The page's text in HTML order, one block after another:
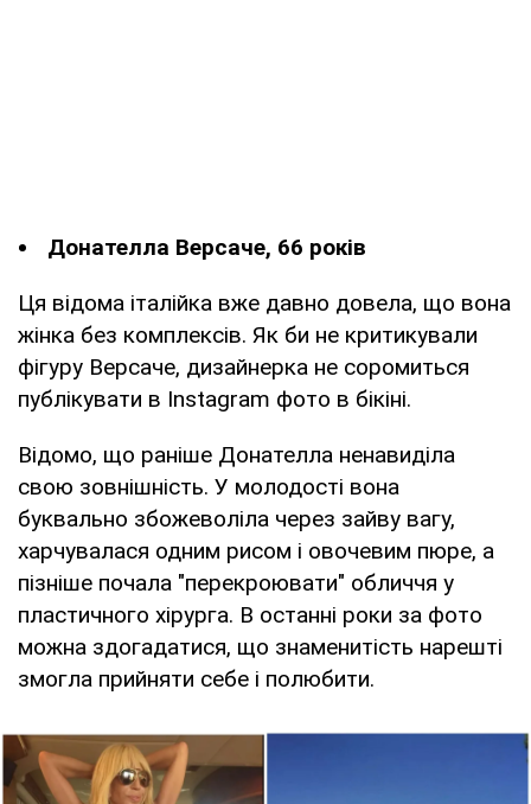
Донателла Версаче, 66 років
Ця відома італійка вже давно довела, що вона
жінка без комплексів. Як би не критикували
фігуру Версаче, дизайнерка не соромиться
публікувати в Instagram фото в бікіні.
Відомо, що раніше Донателла ненавиділа
свою зовнішність. У молодості вона
буквально збожеволіла через зайву вагу,
харчувалася одним рисом і овочевим пюре, а
пізніше почала "перекроювати" обличчя у
пластичного хірурга. В останні роки за фото
можна здогадатися, що знаменитість нарешті
змогла прийняти себе і полюбити.